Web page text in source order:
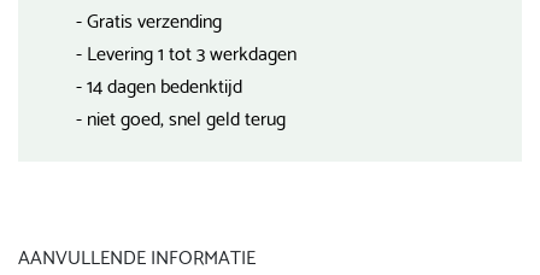
- Gratis verzending
- Levering 1 tot 3 werkdagen
- 14 dagen bedenktijd
- niet goed, snel geld terug
AANVULLENDE INFORMATIE